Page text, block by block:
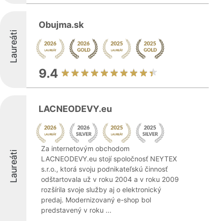
Laureáti
Obujma.sk
9.4
Laureáti
LACNEODEVY.eu
Za internetovým obchodom
LACNEODEVY.eu stojí spoločnosť NEYTEX
s.r.o., ktorá svoju podnikateľskú činnosť
odštartovala už v roku 2004 a v roku 2009
rozšírila svoje služby aj o elektronický
predaj. Modernizovaný e-shop bol
predstavený v roku ...